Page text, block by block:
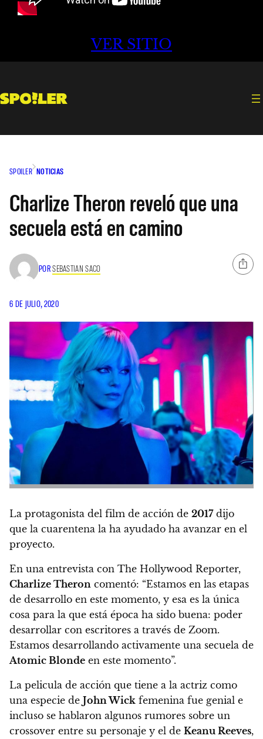
VER SITIO
SPOILER NOTICIAS
Charlize Theron reveló que una
secuela está en camino
PORSEBASTIAN SACO
6 DE JULIO, 2020
La protagonista del film de acción de 2017dijo
que la cuarentena la ha ayudado ha avanzar en el
proyecto.
En una entrevista con The Hollywood Reporter,
Charlize Theron comentó: “Estamos en las etapas
de desarrollo en este momento, y esa es la única
cosa para la que está época ha sido buena: poder
desarrollar con escritores a través de Zoom.
Estamos desarrollando activamente una secuela de
Atomic Blonde en este momento”.
La pelicula de acción que tiene a la actriz como
una especie de John Wick femenina fue genial e
incluso se hablaron algunos rumores sobre un
crossover entre su personaje y el de Keanu Reeves,